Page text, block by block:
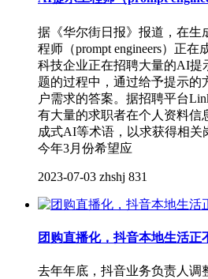
据《华尔街日报》报道，在
程师（prompt engineers）正
科技企业正在招聘大量的AI提
题的过程中，通过给予提示的
户需求的答案。据招聘平台
有大量的求职者在个人资料信
成式AI等术语，以求获得相关
今年3月份希望应
2023-07-03 zhshj 831
团购直播化，抖音本地生活正
去年年底，抖音业务负责人调